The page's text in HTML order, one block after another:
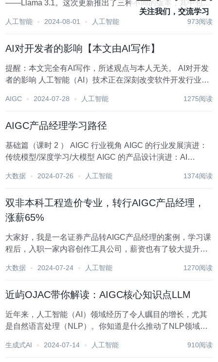
——Llama 3.1。这次更新推出了三种不同的版本，其中包括
了Meta迄今为止最高级的人工智能模型。重要的是，Llama
3.1依旧是开源的，这意味着谁都可以免费使用这款模型。这
人工智能 2024-08-01 人工智能 973阅读
AI对开发者的影响【本文由AI写作】
提醒：本文完全有AI写作，所述观点与本人无关。 AI对开发
者的影响 人工智能（AI）技术正在深刻改变软件开发行业。
程、技能需求、项目管理等方面带来了显著影响。本文将从
AIGC 2024-07-28 人工智能 1275阅读
AIGC产品经理学习路径
基础篇（课时 2 ） AIGC 行业视角 AIGC 的行业发展演进：
传统模型/深度学习/大模型 AIGC 的产品设计演进：AI
AIGC 的产...
大数据 2024-07-26 人工智能 1374阅读
双非本科工程造价专业，转行AIGC产品经理，
涨薪65%
大家好，我是一名证券产品转AIGC产品经理的案例，学习课
程后，入职一家内容创作工具公司，薪资也有了较大提升，
图文创作工具，服务对象主要是金融客户和电商客户两类群
大数据 2024-07-24 人工智能 1270阅读
近屿OJAC带你解读：AIGC核心知识点LLM
近年来，人工智能（AI）领域经历了令人瞩目的增长，尤其
是自然语言处理（NLP）。你知道是什么推动了NLP领域的
型可能会彻底改变我们与科技的互动方式！ 这些模型是如何
生成式AI 2024-07-14 人工智能 910阅读
关注我们，交流学习